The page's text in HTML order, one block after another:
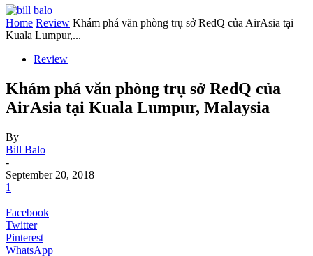
Home Review Khám phá văn phòng trụ sở RedQ của AirAsia tại
Kuala Lumpur,...
Review
Khám phá văn phòng trụ sở RedQ của
AirAsia tại Kuala Lumpur, Malaysia
By
Bill Balo
-
September 20, 2018
1
Facebook
Twitter
Pinterest
WhatsApp